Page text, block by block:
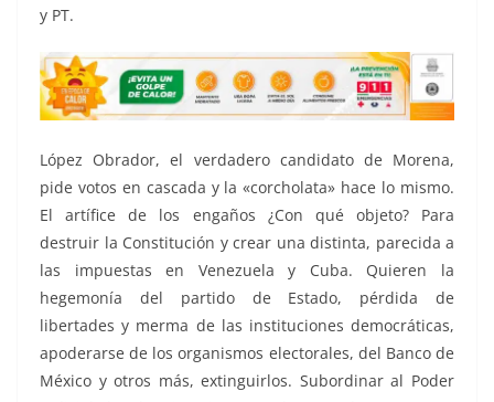
y PT.
López Obrador, el verdadero candidato de Morena,
pide votos en cascada y la «corcholata» hace lo mismo.
El artífice de los engaños ¿Con qué objeto? Para
destruir la Constitución y crear una distinta, parecida a
las impuestas en Venezuela y Cuba. Quieren la
hegemonía del partido de Estado, pérdida de
libertades y merma de las instituciones democráticas,
apoderarse de los organismos electorales, del Banco de
México y otros más, extinguirlos. Subordinar al Poder